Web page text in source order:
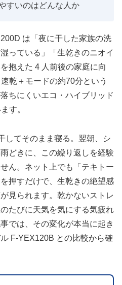
すいのはどんな人か
は「夜に干した家族の洗
っている」「生乾きのニオイ
抱えた 4 人前後の家庭に向
乾＋モードの約70分という
ちにくいエコ・ハイブリッド
す。
してそのまま寝る。翌朝、シ
どきに、この繰り返しを経験
ん。ネット上でも「テキトー
押すだけで、生乾きの絶望感
見られます。乾かないストレ
たびに天気を気にする気疲れ
では、その変化が本当に起き
F-YEX120B との比較から確